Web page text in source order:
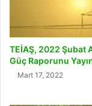
TEİAŞ, 2022 Şubat
Güç Raporunu
Mart 17, 2022